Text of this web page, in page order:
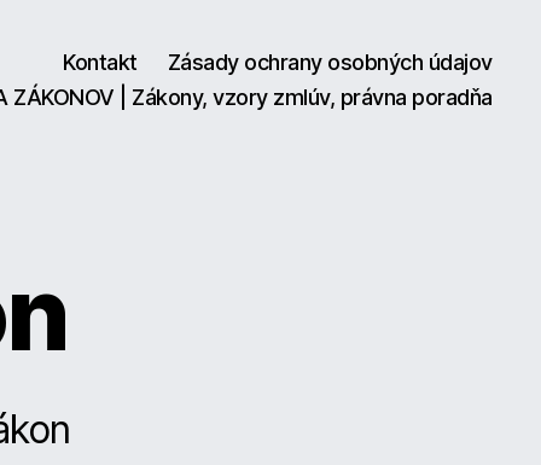
Kontakt
Zásady ochrany osobných údajov
ZÁKONOV | Zákony, vzory zmlúv, právna poradňa